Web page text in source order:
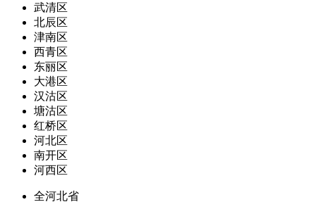
武清区
北辰区
津南区
西青区
东丽区
大港区
汉沽区
塘沽区
红桥区
河北区
南开区
河西区
全河北省